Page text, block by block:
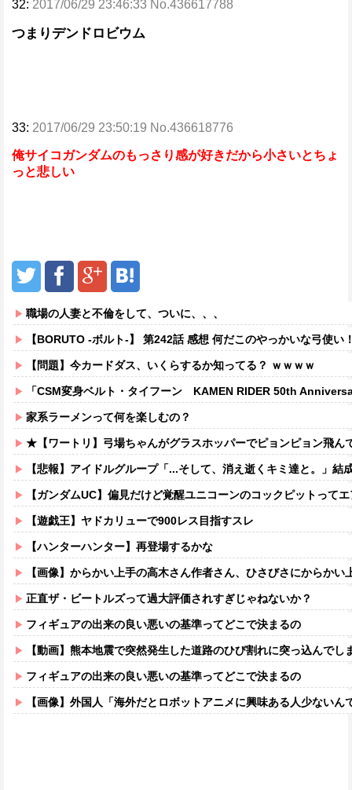
32: 2017/06/29 23:46:33 No.436617788
つまりデンドロビウム
33: 2017/06/29 23:50:19 No.436618776
俺サイコガンダムのもっさり感が好きだから小さいとちょ
っと悲しい
職場の人妻と不倫をして、ついに、、、
【BORUTO -ボルト-】 第242話 感想 何だこのやっかいな弓使い
【問題】今カードダス、いくらするか知ってる？ ｗｗｗｗ
「CSM変身ベルト・タイフーン KAMEN RIDER 50th Anniversary
家系ラーメンって何を楽しむの？
★【ワートリ】弓場ちゃんがグラスホッパーでピョンピョン飛んでるところ想像す
【悲報】アイドルグループ「...そして、消え逝くキミ達と。」結
【ガンダムUC】偏見だけど覚醒ユニコーンのコックピットってエア
【遊戯王】ヤドカリューで900レス目指すスレ
【ハンターハンター】再登場するかな
【画像】からかい上手の高木さん作者さん、ひさびさにからかい上手の高木
正直ザ・ビートルズって過大評価されすぎじゃねないか？
フィギュアの出来の良い悪いの基準ってどこで決まるの
【動画】熊本地震で突然発生した道路のひび割れに突っ込んでし
フィギュアの出来の良い悪いの基準ってどこで決まるの
【画像】外国人「海外だとロボットアニメに興味ある人少ないん